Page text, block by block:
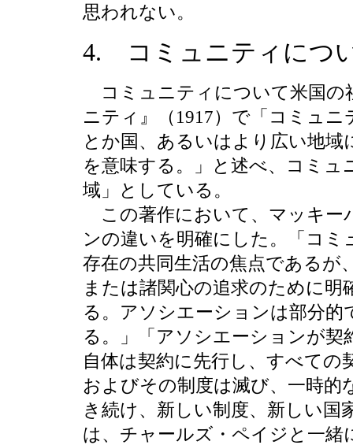
思われない。
4. コミュニティにつ
コミュニティについて米国の
ニティ』（1917）で「コミュ
とか国、あるいはより広い地
を意味する。」と述べ、コミュ
域」としている。
この著作において、マッキー
ンの違いを明確にした。「コ
存在の共同生活の焦点であるが
または諸関心の追求のために
る。アソシエーションは部分
る。」「アソシエーションが
自体は契約に先行し、すべての
およびその制度は滅び、一時
き続け、新しい制度、新しい国
は、チャールズ・ペイジと一緒